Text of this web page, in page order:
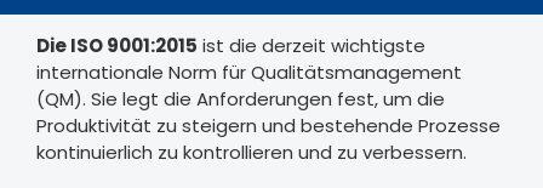
Die ISO 9001:2015 ist die derzeit wichtigste
internationale Norm für Qualitätsmanagement
(QM). Sie legt die Anforderungen fest, um die
Produktivität zu steigern und bestehende Prozesse
kontinuierlich zu kontrollieren und zu verbessern.